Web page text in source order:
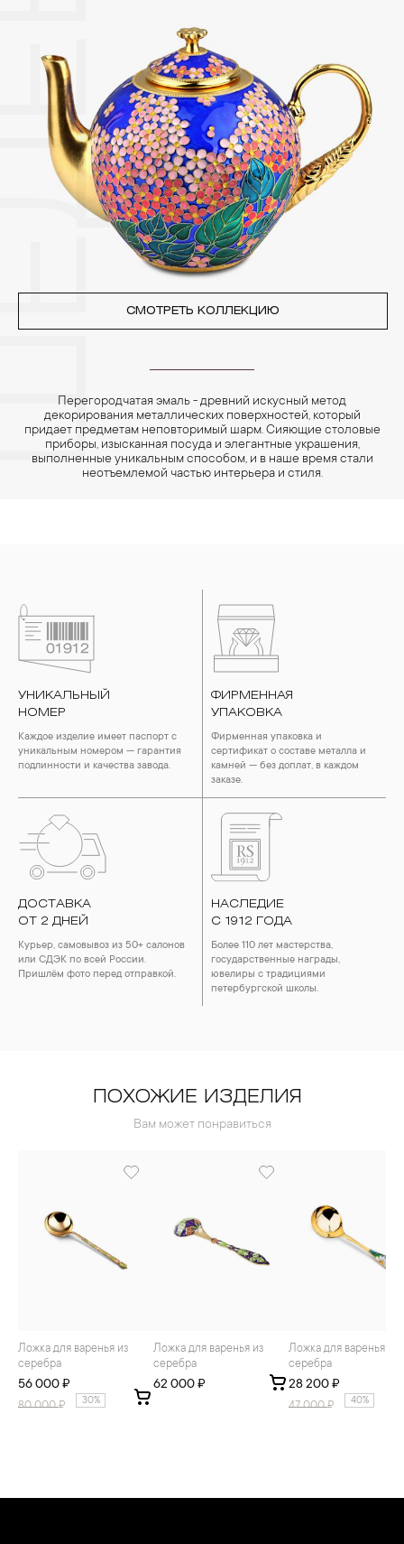
3. Ни в коем случае не храните украшения в ванной комнате.
Особенно беречь от воздействия влаги, необходимо
позолоченные изделия. Также высокую влажность плохо
переносят жемчуг, бирюза, малахит и янтарь.
4. Специалисты обычно рекомендуют чистить украшения не
реже одного раза в месяц, а также регулярно протирать их
фланелевой или замшевой салфеткой.
СМОТРЕТЬ КОЛЛЕКЦИЮ
Перегородчатая эмаль - древний искусный метод
декорирования металлических поверхностей, который
придает предметам неповторимый шарм. Сияющие столовые
приборы, изысканная посуда и элегантные украшения,
выполненные уникальным способом, и в наше время стали
неотъемлемой частью интерьера и стиля.
УНИКАЛЬНЫЙ
НОМЕР
Каждое изделие имеет паспорт с
уникальным номером — гарантия
подлинности и качества завода.
ФИРМЕННАЯ
УПАКОВКА
Фирменная упаковка и
сертификат о составе металла и
камней — без доплат, в каждом
заказе.
ДОСТАВКА
ОТ 2 ДНЕЙ
Курьер, самовывоз из 50+ салонов
или СДЭК по всей России.
Пришлём фото перед отправкой.
НАСЛЕДИЕ
С 1912 ГОДА
Более 110 лет мастерства,
государственные награды,
ювелиры с традициями
петербургской школы.
ПОХОЖИЕ ИЗДЕЛИЯ
Вам может понравиться
Ложка для варенья из
серебра
56 000 ₽
80 000₽ 30%
Ложка для варенья из
серебра
62 000 ₽
Ложка для варенья из
серебра
28 200 ₽
47 000₽ 40%